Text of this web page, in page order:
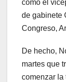
como el
de gabinete
Congreso,
De hecho,
martes que
comenzar la